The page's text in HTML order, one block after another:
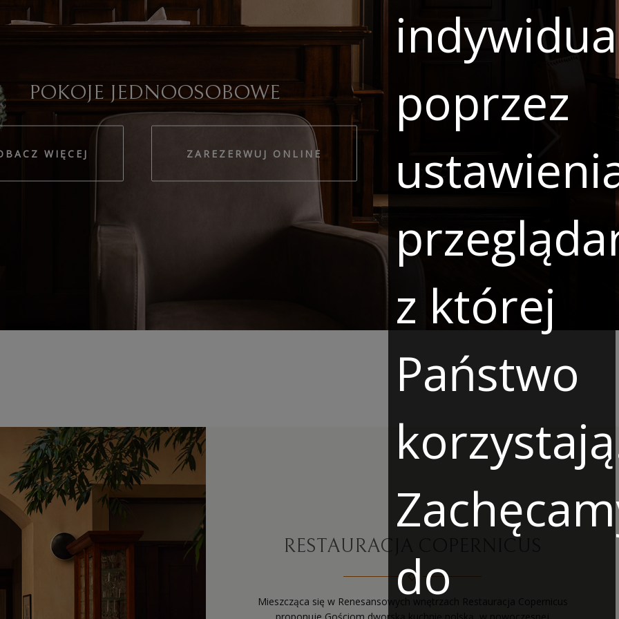
POKOJE DWUOSOBOWE
WIĘCEJ ZAREZERWUJ ONLINE
RESTAURACJA COPERNICUS
Mieszcząca się w Renesansowych wnętrzach Restauracja Copernicus
proponuje Gościom dworską kuchnię polską, w nowoczesnej
poprzez
z której
Państwo
do